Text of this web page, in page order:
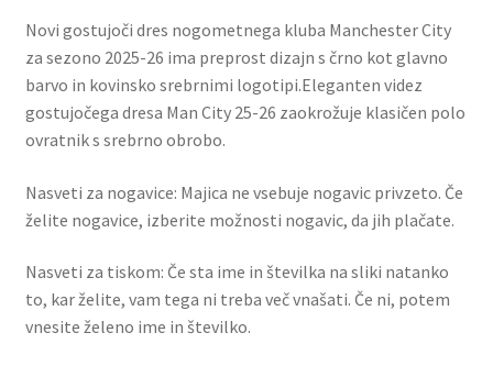
Novi gostujoči dres nogometnega kluba Manchester City
za sezono 2025-26 ima preprost dizajn s črno kot glavno
barvo in kovinsko srebrnimi logotipi.Eleganten videz
gostujočega dresa Man City 25-26 zaokrožuje klasičen polo
ovratnik s srebrno obrobo.
Nasveti za nogavice: Majica ne vsebuje nogavic privzeto. Če
želite nogavice, izberite možnosti nogavic, da jih plačate.
Nasveti za tiskom: Če sta ime in številka na sliki natanko
to, kar želite, vam tega ni treba več vnašati. Če ni, potem
vnesite želeno ime in številko.